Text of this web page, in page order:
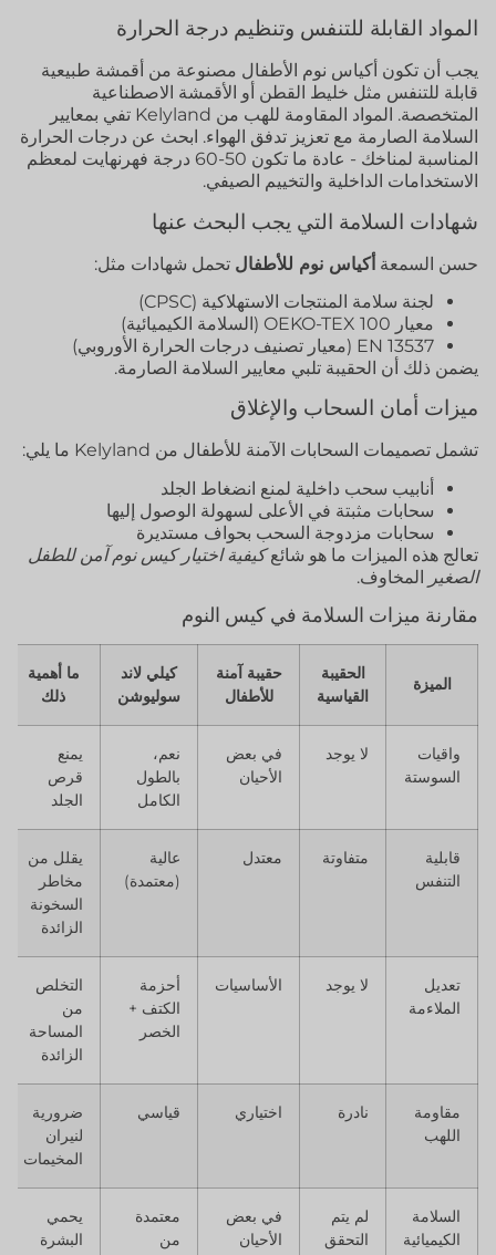
المواد القابلة للتنفس وتنظيم درجة الحرارة
يجب أن تكون أكياس نوم الأطفال مصنوعة من أقمشة طبيعية
قابلة للتنفس مثل خليط القطن أو الأقمشة الاصطناعية
المتخصصة. المواد المقاومة للهب من Kelyland تفي بمعايير
السلامة الصارمة مع تعزيز تدفق الهواء. ابحث عن درجات الحرارة
المناسبة لمناخك - عادة ما تكون 50-60 درجة فهرنهايت لمعظم
الاستخدامات الداخلية والتخييم الصيفي.
شهادات السلامة التي يجب البحث عنها
حسن السمعة أكياس نوم للأطفال تحمل شهادات مثل:
لجنة سلامة المنتجات الاستهلاكية (CPSC)
معيار OEKO-TEX 100 (السلامة الكيميائية)
EN 13537 (معيار تصنيف درجات الحرارة الأوروبي)
يضمن ذلك أن الحقيبة تلبي معايير السلامة الصارمة.
ميزات أمان السحاب والإغلاق
تشمل تصميمات السحابات الآمنة للأطفال من Kelyland ما يلي:
أنابيب سحب داخلية لمنع انضغاط الجلد
سحابات مثبتة في الأعلى لسهولة الوصول إليها
سحابات مزدوجة السحب بحواف مستديرة
تعالج هذه الميزات ما هو شائعكيفية اختيار كيس نوم آمن للطفل
الصغير المخاوف.
مقارنة ميزات السلامة في كيس النوم
الميزة
الحقيبة
القياسية
حقيبة آمنة
للأطفال
كيلي لاند
سوليوشن
ما أهمية
ذلك
واقيات
السوستة
لا يوجد
في بعض
الأحيان
نعم،
بالطول
الكامل
يمنع
قرص
الجلد
قابلية
التنفس
متفاوتة معتدل
عالية
(معتمدة)
يقلل من
مخاطر
السخونة
الزائدة
تعديل
الملاءمة
لا يوجد الأساسيات
أحزمة
الكتف +
الخصر
التخلص
من
المساحة
الزائدة
مقاومة
اللهب
نادرة اختياري قياسي
ضرورية
لنيران
المخيمات
السلامة
الكيميائية
لم يتم
التحقق
في بعض
الأحيان
معتمدة
من
يحمي
البشرة